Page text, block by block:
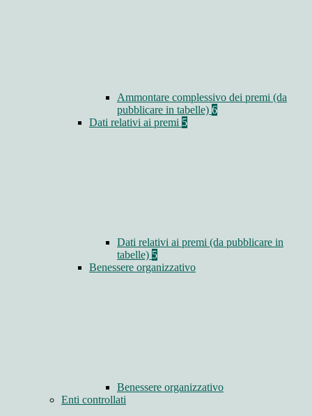
Ammontare complessivo dei premi (da
pubblicare in tabelle) 6
Dati relativi ai premi 5
Dati relativi ai premi (da pubblicare in
tabelle) 5
Benessere organizzativo
Benessere organizzativo
Enti controllati